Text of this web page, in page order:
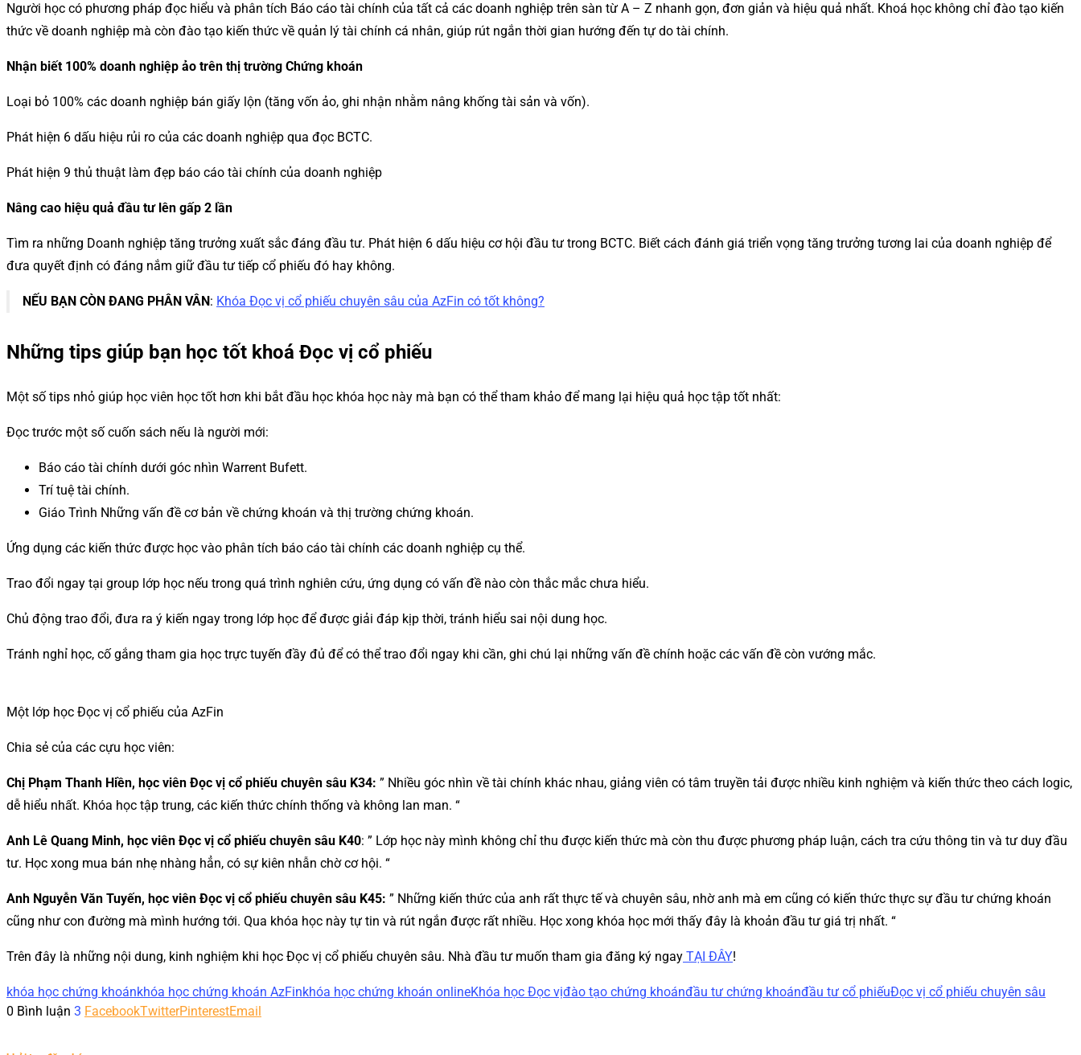
Người học có phương pháp đọc hiểu và phân tích Báo cáo tài chính của tất cả các doanh nghiệp trên sàn từ A – Z nhanh gọn, đơn giản và hiệu quả nhất. Khoá học không chỉ đào tạo kiến
thức về doanh nghiệp mà còn đào tạo kiến thức về quản lý tài chính cá nhân, giúp rút ngắn thời gian hướng đến tự do tài chính.
Nhận biết 100% doanh nghiệp ảo trên thị trường Chứng khoán
Loại bỏ 100% các doanh nghiệp bán giấy lộn (tăng vốn ảo, ghi nhận nhằm nâng khống tài sản và vốn).
Phát hiện 6 dấu hiệu rủi ro của các doanh nghiệp qua đọc BCTC.
Phát hiện 9 thủ thuật làm đẹp báo cáo tài chính của doanh nghiệp
Nâng cao hiệu quả đầu tư lên gấp 2 lần
Tìm ra những Doanh nghiệp tăng trưởng xuất sắc đáng đầu tư. Phát hiện 6 dấu hiệu cơ hội đầu tư trong BCTC. Biết cách đánh giá triển vọng tăng trưởng tương lai của doanh nghiệp để
đưa quyết định có đáng nắm giữ đầu tư tiếp cổ phiếu đó hay không.
NẾU BẠN CÒN ĐANG PHÂN VÂN: Khóa Đọc vị cổ phiếu chuyên sâu của AzFin có tốt không?
Những tips giúp bạn học tốt khoá Đọc vị cổ phiếu
Một số tips nhỏ giúp học viên học tốt hơn khi bắt đầu học khóa học này mà bạn có thể tham khảo để mang lại hiệu quả học tập tốt nhất:
Đọc trước một số cuốn sách nếu là người mới:
Báo cáo tài chính dưới góc nhìn Warrent Bufett.
Trí tuệ tài chính.
Giáo Trình Những vấn đề cơ bản về chứng khoán và thị trường chứng khoán.
Ứng dụng các kiến thức được học vào phân tích báo cáo tài chính các doanh nghiệp cụ thể.
Trao đổi ngay tại group lớp học nếu trong quá trình nghiên cứu, ứng dụng có vấn đề nào còn thắc mắc chưa hiểu.
Chủ động trao đổi, đưa ra ý kiến ngay trong lớp học để được giải đáp kịp thời, tránh hiểu sai nội dung học.
Tránh nghỉ học, cố gắng tham gia học trực tuyến đầy đủ để có thể trao đổi ngay khi cần, ghi chú lại những vấn đề chính hoặc các vấn đề còn vướng mắc.
Một lớp học Đọc vị cổ phiếu của AzFin
Chia sẻ của các cựu học viên:
Chị Phạm Thanh Hiền, học viên Đọc vị cổ phiếu chuyên sâu K34: ” Nhiều góc nhìn về tài chính khác nhau, giảng viên có tâm truyền tải được nhiều kinh nghiệm và kiến thức theo cách logic,
dễ hiểu nhất. Khóa học tập trung, các kiến thức chính thống và không lan man. “
Anh Lê Quang Minh, học viên Đọc vị cổ phiếu chuyên sâu K40: ” Lớp học này mình không chỉ thu được kiến thức mà còn thu được phương pháp luận, cách tra cứu thông tin và tư duy đầu
tư. Học xong mua bán nhẹ nhàng hẳn, có sự kiên nhẫn chờ cơ hội. “
Anh Nguyễn Văn Tuyến, học viên Đọc vị cổ phiếu chuyên sâu K45: ” Những kiến thức của anh rất thực tế và chuyên sâu, nhờ anh mà em cũng có kiến thức thực sự đầu tư chứng khoán
cũng như con đường mà mình hướng tới. Qua khóa học này tự tin và rút ngắn được rất nhiều. Học xong khóa học mới thấy đây là khoản đầu tư giá trị nhất. “
Trên đây là những nội dung, kinh nghiệm khi học Đọc vị cổ phiếu chuyên sâu. Nhà đầu tư muốn tham gia đăng ký ngay TẠI ĐÂY!
khóa học chứng khoánkhóa học chứng khoán AzFinkhóa học chứng khoán onlineKhóa học Đọc vịđào tạo chứng khoánđầu tư chứng khoánđầu tư cổ phiếuĐọc vị cổ phiếu chuyên sâu
0 Bình luận 3 FacebookTwitterPinterestEmail